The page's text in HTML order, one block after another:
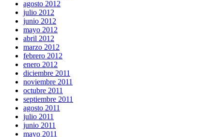
agosto 2012
julio 2012
junio 2012
mayo 2012
abril 2012
marzo 2012
febrero 2012
enero 2012
diciembre 2011
noviembre 2011
octubre 2011
septiembre 2011
agosto 2011
julio 2011
junio 2011
mayo 2011